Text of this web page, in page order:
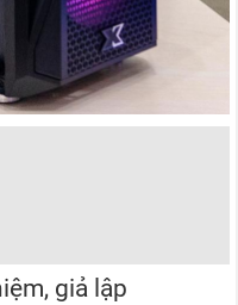
giả lập